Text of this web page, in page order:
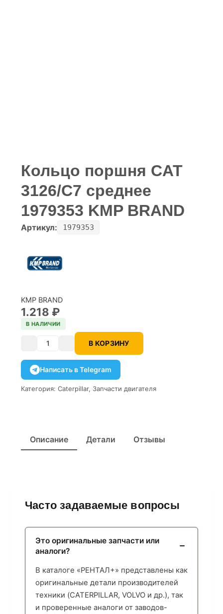
Кольцо поршня CAT
3126/C7 среднее
1979353 KMP BRAND
Артикул: 1979353
KMP BRAND
1.218 ₽
В НАЛИЧИИ
Количество В КОРЗИНУ
Написать в Telegram
Категория: Caterpillar, Запчасти двигателя
Описание Детали Отзывы
Часто задаваемые вопросы
Это оригинальные запчасти или
аналоги?
В каталоге «РЕНТАЛ+» представлены как
оригинальные детали производителей
техники (CATERPILLAR, VOLVO и др.), так
и проверенные аналоги от заводов-